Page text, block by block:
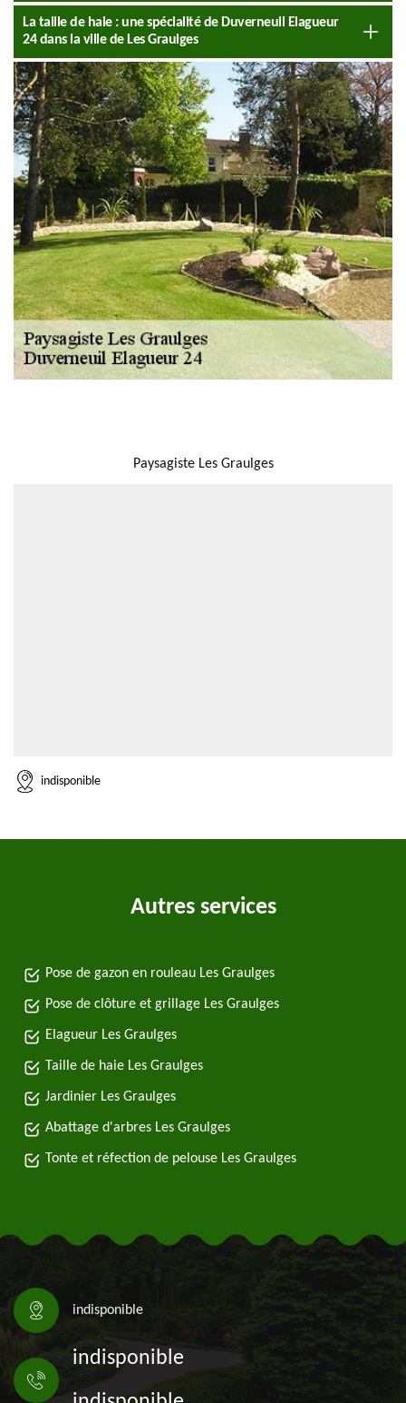
La taille de haie : une spécialité de Duverneuil Elagueur
24 dans la ville de Les Graulges
Paysagiste Les Graulges
indisponible
Autres services
Pose de gazon en rouleau Les Graulges
Pose de clôture et grillage Les Graulges
Elagueur Les Graulges
Taille de haie Les Graulges
Jardinier Les Graulges
Abattage d'arbres Les Graulges
Tonte et réfection de pelouse Les Graulges
indisponible
indisponible